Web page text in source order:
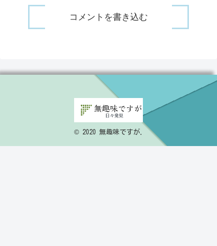
コメントを書き込む
© 2020 無趣味ですが.